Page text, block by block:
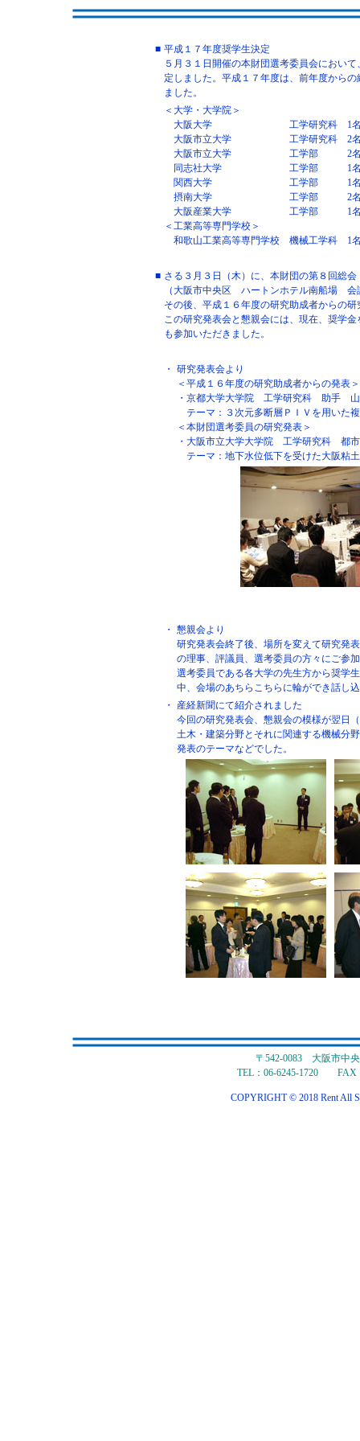
■ 平成１７年度奨学生決定
５月３１日開催の本財団選考委員会におい
定しました。平成１７年度は、前年度から
ました。
＜大学・大学院＞
大阪大学
工学研究科 1
大阪市立大学
工学研究科 2
大阪市立大学
工学部
2
同志社大学
工学部
1
関西大学
工学部
1
摂南大学
工学部
2
大阪産業大学
工学部
1
＜工業高等専門学校＞
和歌山工業高等専門学校 機械工学科 1
■ さる３月３日（木）に、本財団の第８回総
（大阪市中央区 ハートンホテル南船場 会
その後、平成１６年度の研究助成者からの
この研究発表会と懇親会には、現在、奨学
も参加いただきました。
・
研究発表会より
＜平成１６年度の研究助成者からの発表＞
・京都大学大学院 工学研究科 助手 山
テーマ：３次元多断層ＰＩＶを用いた
＜本財団選考委員の研究発表＞
・大阪市立大学大学院 工学研究科 都
テーマ：地下水位低下を受けた大阪粘
・
懇親会より
研究発表会終了後、場所を変えて研究発
の理事、評議員、選考委員の方々にご参
選考委員である各大学の先生方から奨学
中、会場のあちらこちらに輪ができ話し
・
産経新聞にて紹介されました
今回の研究発表会、懇親会の模様が翌日
土木・建築分野とそれに関連する機械分
発表のテーマなどでした。
〒542-0083 大阪市中
TEL：06-6245-1720 FAX
COPYRIGHT © 2018 Rent All